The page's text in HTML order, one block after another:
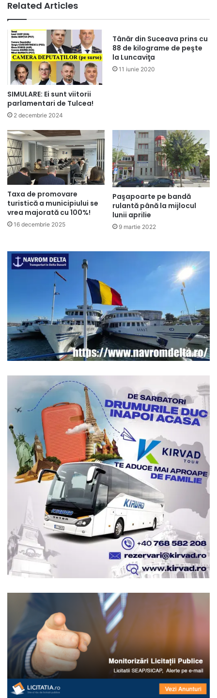
Related Articles
SIMULARE: Ei sunt viitorii
parlamentari de Tulcea!
2 decembrie 2024
Tânăr din Suceava prins cu
88 de kilograme de peşte
la Luncaviţa
11 iunie 2020
Taxa de promovare
turistică a municipiului se
vrea majorată cu 100%!
16 decembrie 2025
Paşapoarte pe bandă
rulantă până la mijlocul
lunii aprilie
9 martie 2022